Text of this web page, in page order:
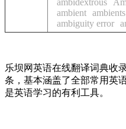
ambidextrous
ambient ambients
ambiguity error
乐坝网英语在线翻译词典收
条，基本涵盖了全部常用英
是英语学习的有利工具。